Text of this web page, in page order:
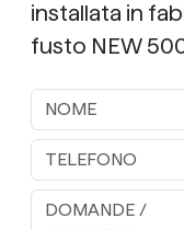
installata in
fusto NEW